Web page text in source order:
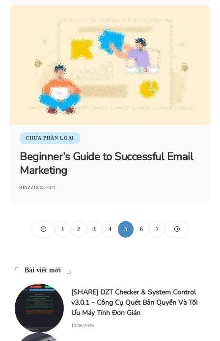
CHƯA PHÂN LOẠI
Beginner’s Guide to Successful Email
Marketing
BINZZ16/03/2021
1 2 3 4 5 6 7
Bài viết mới
[SHARE] DZT Checker & System Control
v3.0.1 – Công Cụ Quét Bản Quyền Và Tối
Ưu Máy Tính Đơn Giản
13/06/2026